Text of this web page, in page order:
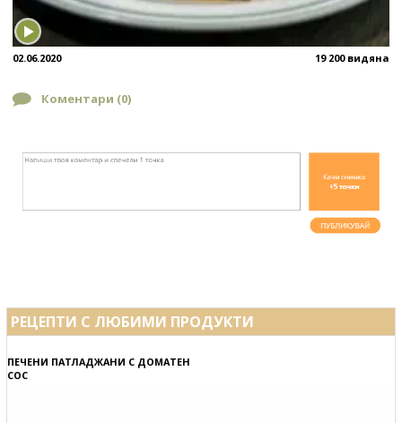
02.06.2020 19 200 видяна
Коментари (0)
РЕЦЕПТИ С ЛЮБИМИ ПРОДУКТИ
ПЕЧЕНИ ПАТЛАДЖАНИ С ДОМАТЕН
СОС